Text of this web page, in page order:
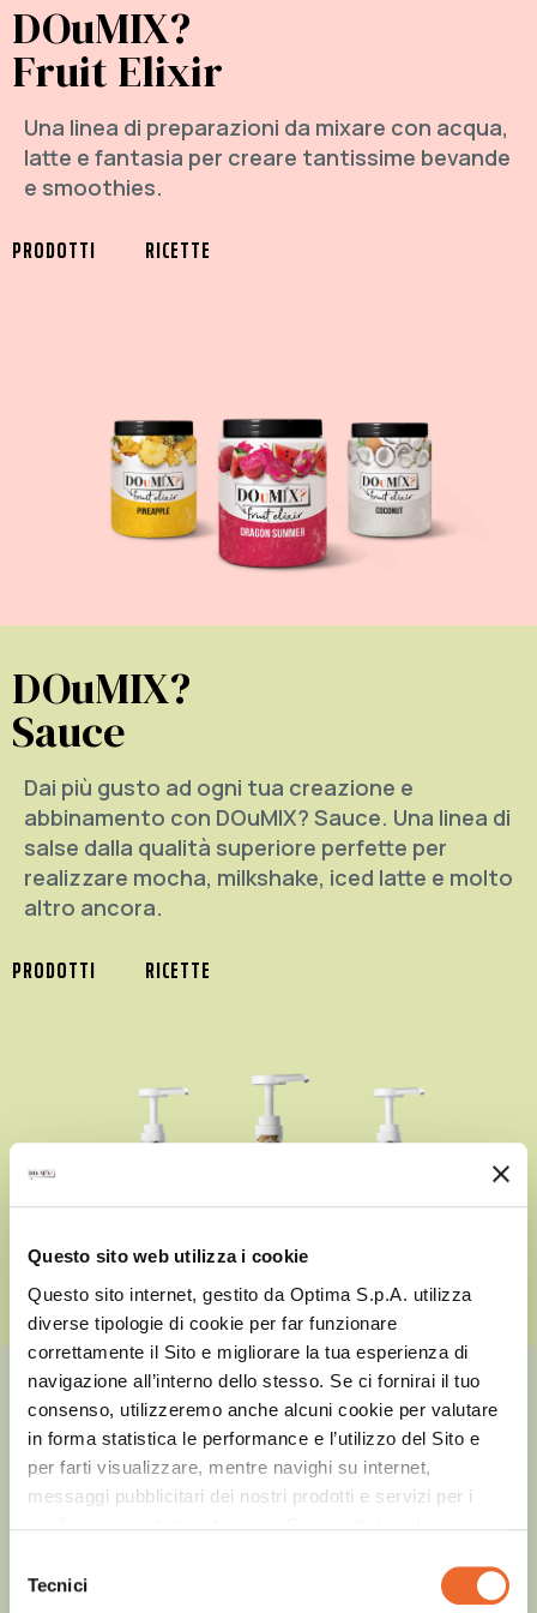
Questo sito web utilizza i cookie
Questo sito internet, gestito da Optima S.p.A. utilizza
diverse tipologie di cookie per far funzionare
correttamente il Sito e migliorare la tua esperienza di
navigazione all’interno dello stesso. Se ci fornirai il tuo
consenso, utilizzeremo anche alcuni cookie per valutare
in forma statistica le performance e l’utilizzo del Sito e
per farti visualizzare, mentre navighi su internet,
messaggi pubblicitari dei nostri prodotti e servizi per i
delTecnici
DOuMIX?
Fruit Elixir
Una linea di preparazioni da mixare con acqua,
latte e fantasia per creare tantissime bevande
e smoothies.
PRODOTTI RICETTE
DOuMIX?
Sauce
Dai più gusto ad ogni tua creazione e
abbinamento con DOuMIX? Sauce. Una linea di
salse dalla qualità superiore perfette per
realizzare mocha, milkshake, iced latte e molto
altro ancora.
PRODOTTI RICETTE
DOuMIX?
Cream
Una linea di altissima qualità creata per
cofee, creme fredde, frozen e molto altro.